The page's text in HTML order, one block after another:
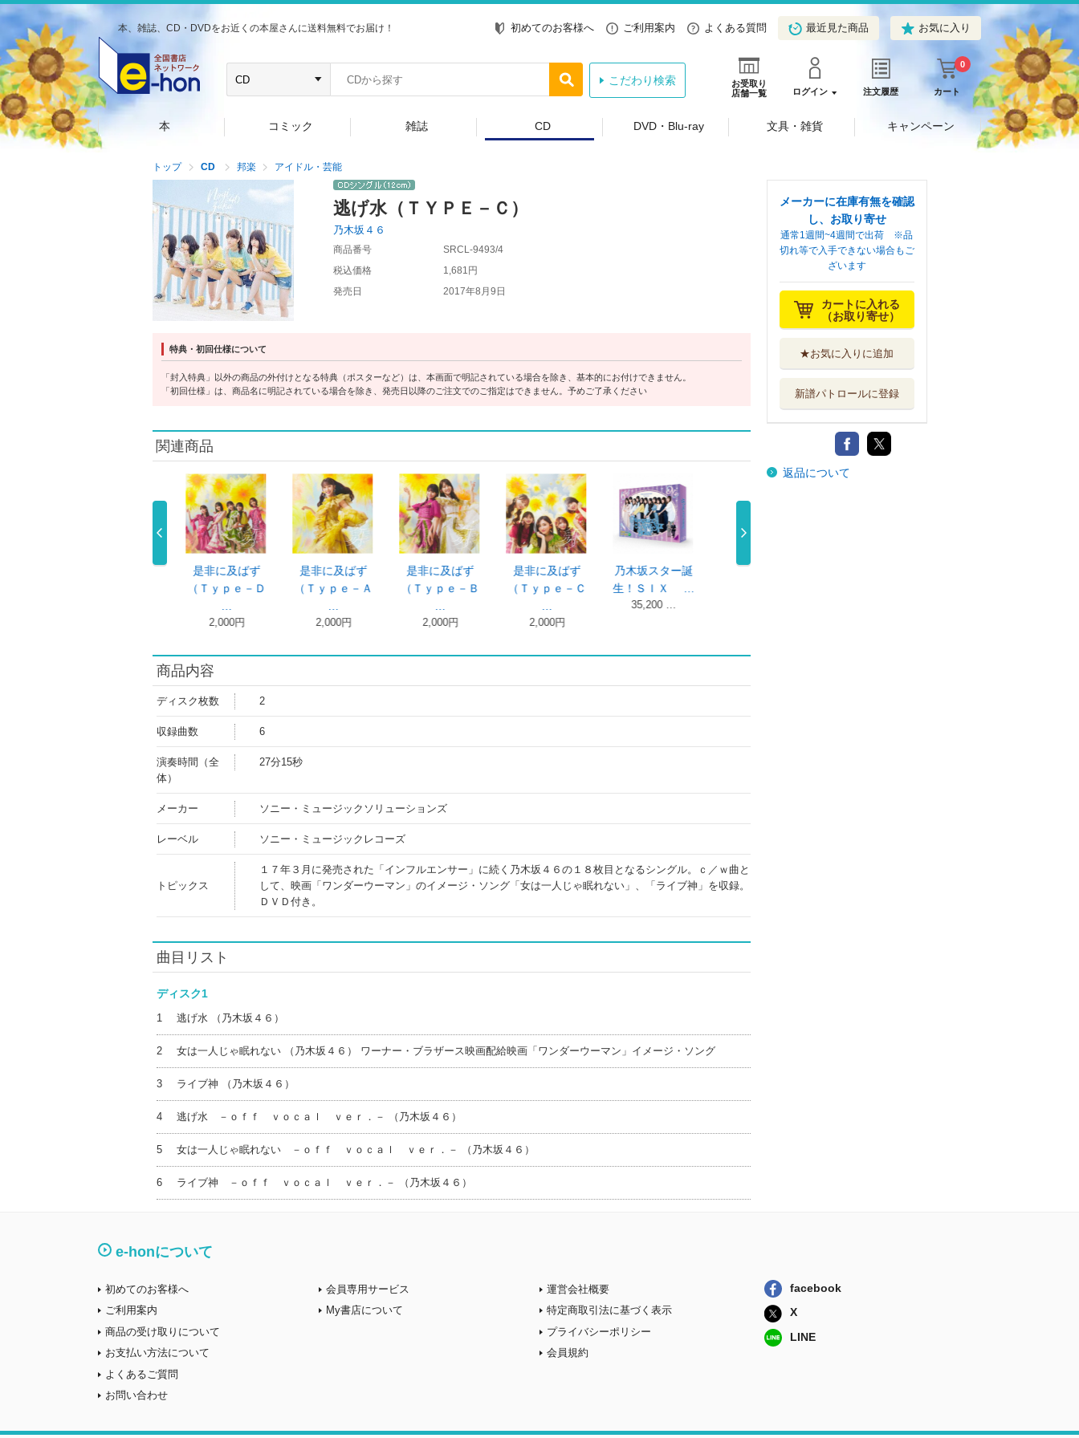
本、雑誌、CD・DVDをお近くの本屋さんに送料無料でお届け！ 初めてのお客様へ ご利用案内 よくある質問 最近見た商品 お気に入り
お受取り
店舗一覧
ログイン 注文履歴 カート
0
こだわり検索
本 コミック 雑誌 CD DVD・Blu-ray 文具・雑貨 キャンペーン
トップ CD 邦楽 アイドル・芸能
逃げ水（ＴＹＰＥ－Ｃ）
乃木坂４６
商品番号
SRCL-9493/4
税込価格
1,681円
発売日
2017年8月9日
特典・初回仕様について
「封入特典」以外の商品の外付けとなる特典（ポスターなど）は、本画面で明記されている場合を除き、基本的にお付けできません。
「初回仕様」は、商品名に明記されている場合を除き、発売日以降のご注文でのご指定はできません。予めご了承ください
関連商品
是非に及ばず
（Ｔｙｐｅ－Ｃ
乃木坂スター誕
生！ＳＩＸ …
１３ｔｈ ＹＥ
ＡＲ ＢＩＲ …
１３ｔｈ ＹＥ
ＡＲ ＢＩＲ …
１３ｔｈ ＹＥ
ＡＲ ＢＩＲ …
9,680円
１３ｔｈ ＹＥ
商品内容
ディスク枚数 2
収録曲数 6
演奏時間（全
体）
27分15秒
メーカー ソニー・ミュージックソリューションズ
レーベル ソニー・ミュージックレコーズ
トピックス
１７年３月に発売された「インフルエンサー」に続く乃木坂４６の１８枚目となるシングル。ｃ／ｗ曲と
して、映画「ワンダーウーマン」のイメージ・ソング「女は一人じゃ眠れない」、「ライブ神」を収録。
ＤＶＤ付き。
曲目リスト
ディスク1
1 逃げ水 （乃木坂４６）
2 女は一人じゃ眠れない （乃木坂４６） ワーナー・ブラザース映画配給映画「ワンダーウーマン」イメージ・ソング
3 ライブ神 （乃木坂４６）
4 逃げ水 －ｏｆｆ ｖｏｃａｌ ｖｅｒ．－ （乃木坂４６）
5 女は一人じゃ眠れない －ｏｆｆ ｖｏｃａｌ ｖｅｒ．－ （乃木坂４６）
6 ライブ神 －ｏｆｆ ｖｏｃａｌ ｖｅｒ．－ （乃木坂４６）
メーカーに在庫有無を確認
し、お取り寄せ
通常1週間~4週間で出荷 ※品
切れ等で入手できない場合もご
ざいます
カートに入れる
（お取り寄せ）
★お気に入りに追加
新譜パトロールに登録
返品について
e-honについて
初めてのお客様へ
ご利用案内
商品の受け取りについて
お支払い方法について
よくあるご質問
お問い合わせ
会員専用サービス
My書店について
運営会社概要
特定商取引法に基づく表示
プライバシーポリシー
会員規約
facebook
X
LINE